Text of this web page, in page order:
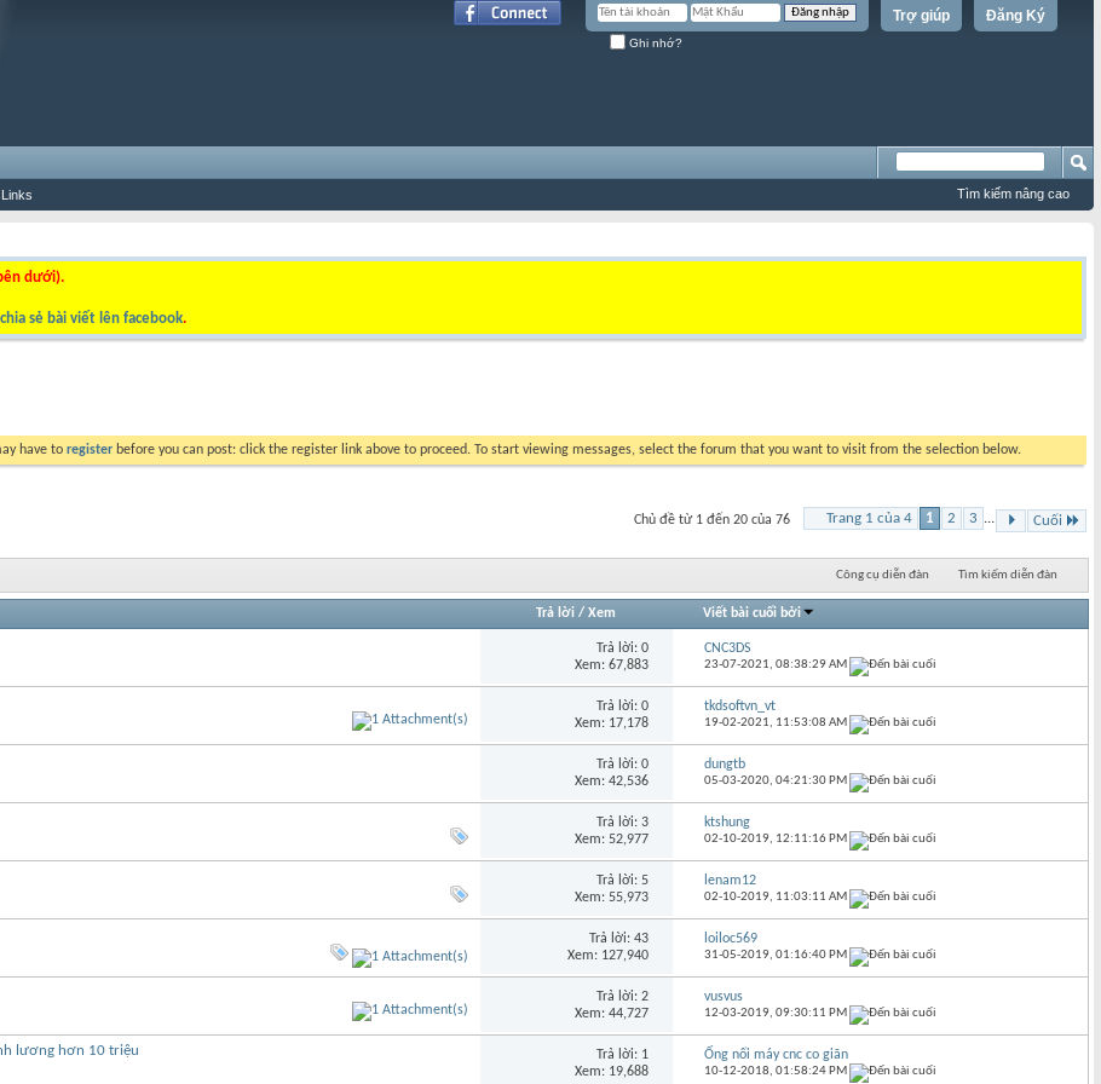
Đăng Ký
Trợ giúp
Ghi nhớ?
Tìm kiếm nâng cao
dưới).
sẻ bài viết lên facebook.
have to register before you can post: click the register link above to proceed. To start viewing messages, select the forum that you want to visit from the selection below.
Trang 1 của 4 1 2 3 ... Cuối
Chủ đề từ 1 đến 20 của 76
Công cụ diễn đàn Tìm kiếm diễn đàn
Trả lời/ Xem Viết bài cuối bởi
Trả lời: 0
Xem: 67,883
CNC3DS
23-07-2021,08:38:29 AM
Trả lời: 0
Xem: 17,178
tkdsoftvn_vt
19-02-2021, 11:53:08 AM
Trả lời: 0
Xem: 42,536
dungtb
05-03-2020,04:21:30 PM
Trả lời: 3
Xem: 52,977
ktshung
02-10-2019, 12:11:16 PM
Trả lời: 5
Xem: 55,973
lenam12
02-10-2019, 11:03:11 AM
Trả lời: 43
Xem: 127,940
loiloc569
31-05-2019,01:16:40 PM
Trả lời: 2
Xem: 44,727
vusvus
12-03-2019,09:30:11 PM
lương hơn 10 triệu
Trả lời: 1
Xem: 19,688
Ống nối máy cnc co giãn
10-12-2018,01:58:24 PM